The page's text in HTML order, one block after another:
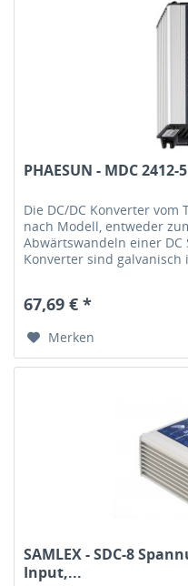
PHAESUN - MDC
Die DC/DC Konverter vom
nach Modell, entweder
Abwärtswandeln einer DC
Konverter sind
67,69 € *
Merken
SAMLEX - SDC-8
Input,...